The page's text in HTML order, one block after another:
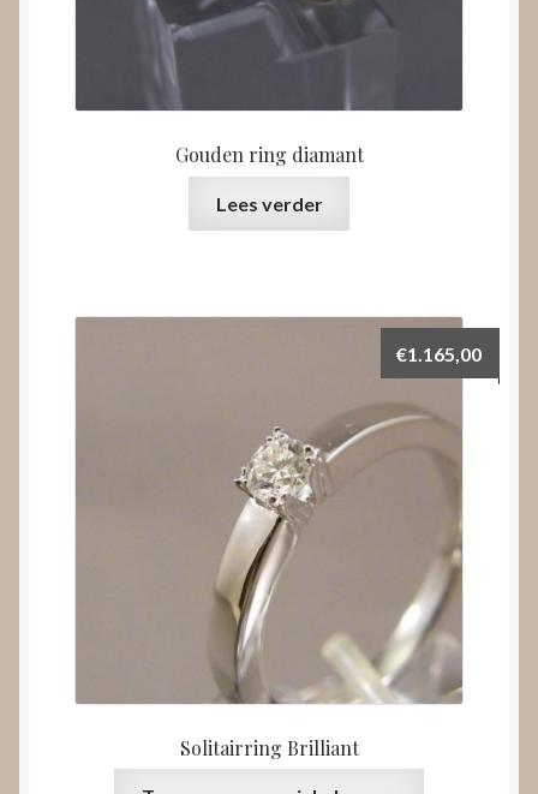
Gouden ring diamant
Lees verder
Solitairring Brilliant
€1.165,00